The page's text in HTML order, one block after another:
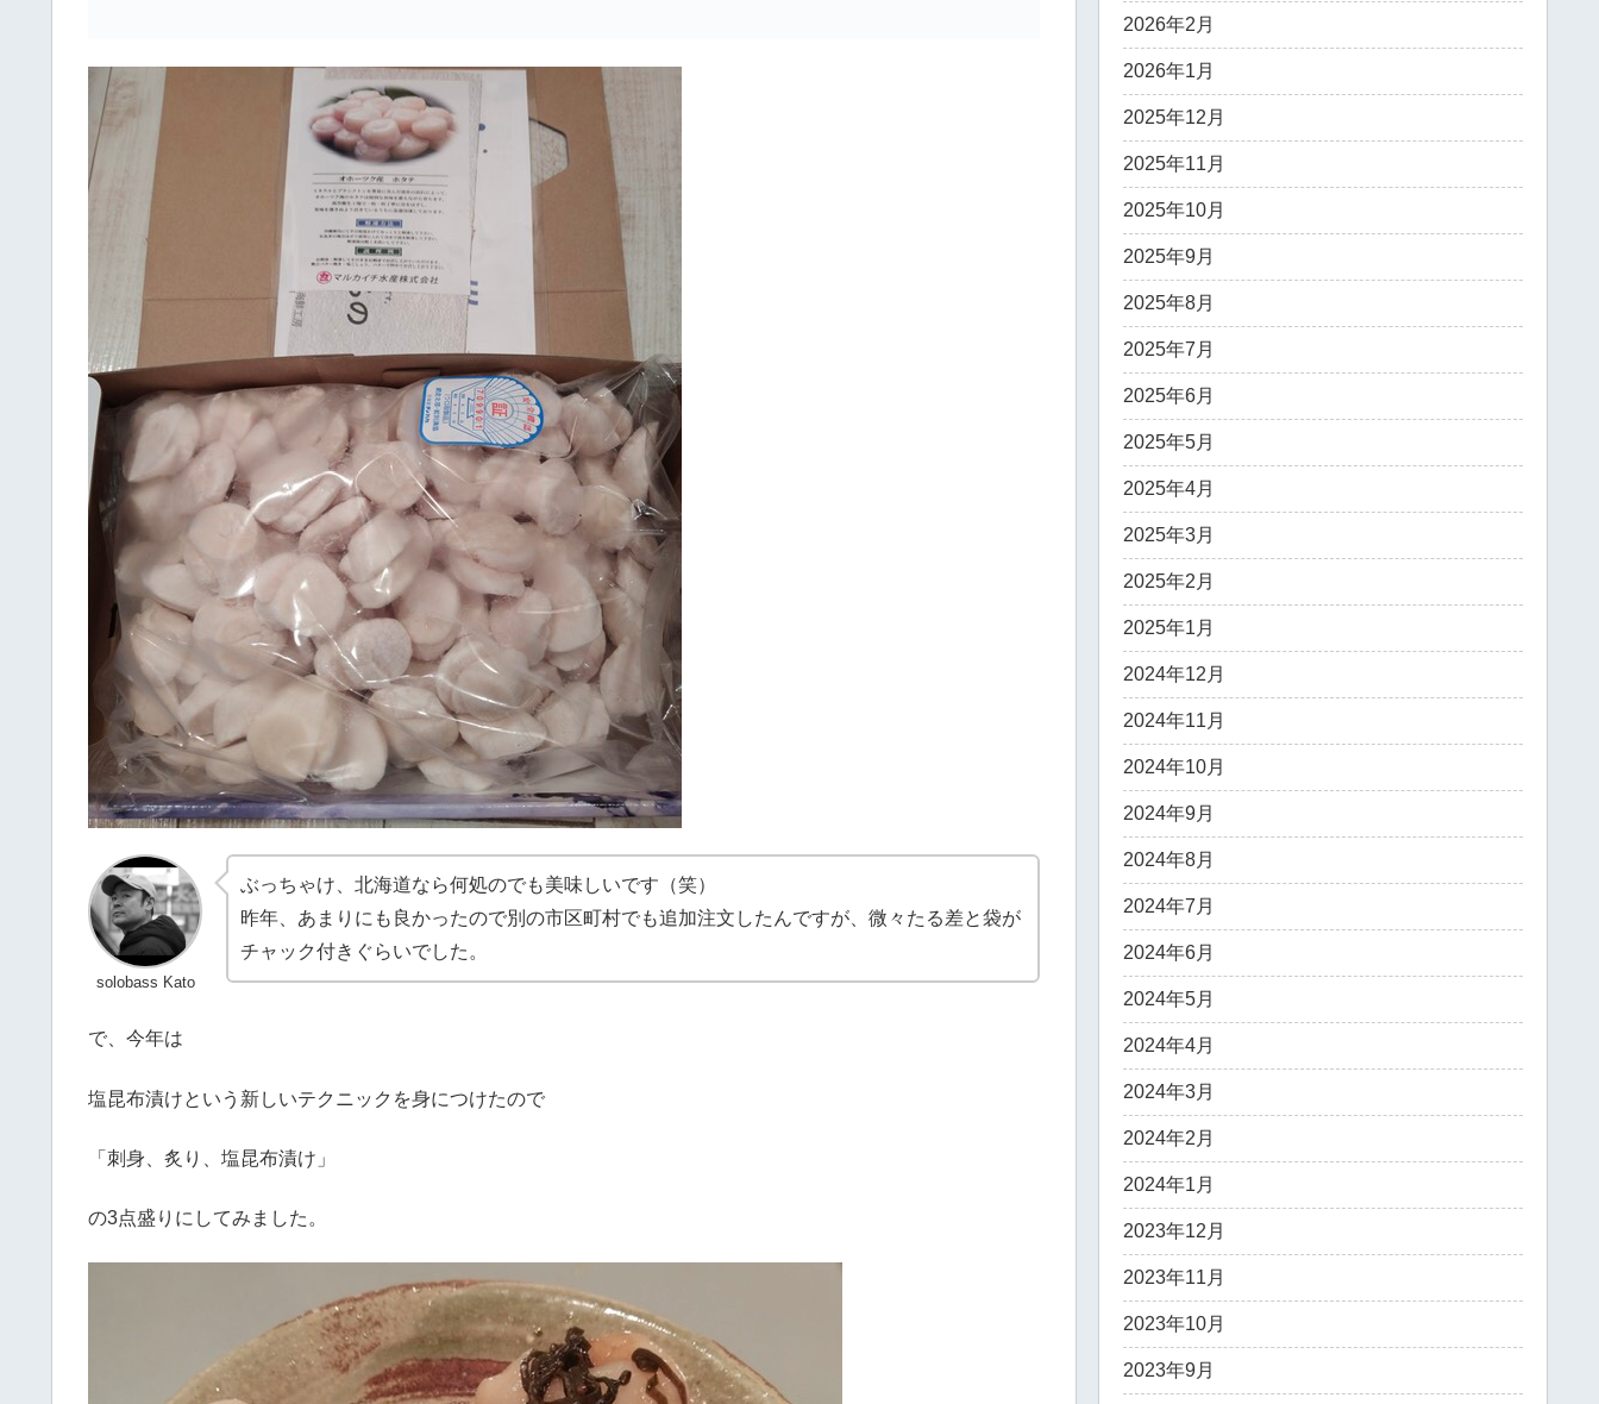
solobass Kato
ぶっちゃけ、北海道なら何処のでも美味しいです（笑）
昨年、あまりにも良かったので別の市区町村でも追加注文したんですが、微々たる差と袋が
チャック付きぐらいでした。
で、今年は
塩昆布漬けという新しいテクニックを身につけたので
「刺身、炙り、塩昆布漬け」
の3点盛りにしてみました。
2026年2月
2026年1月
2025年12月
2025年11月
2025年10月
2025年9月
2025年8月
2025年7月
2025年6月
2025年5月
2025年4月
2025年3月
2025年2月
2025年1月
2024年12月
2024年11月
2024年10月
2024年9月
2024年8月
2024年7月
2024年6月
2024年5月
2024年4月
2024年3月
2024年2月
2024年1月
2023年12月
2023年11月
2023年10月
2023年9月